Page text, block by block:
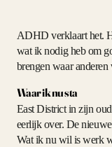
ADHD verklaart het.
wat ik nodig heb om
brengen waar anderen
Waar ik nu sta
East District in zijn
eerlijk over. De
Wat ik nu wil is werk